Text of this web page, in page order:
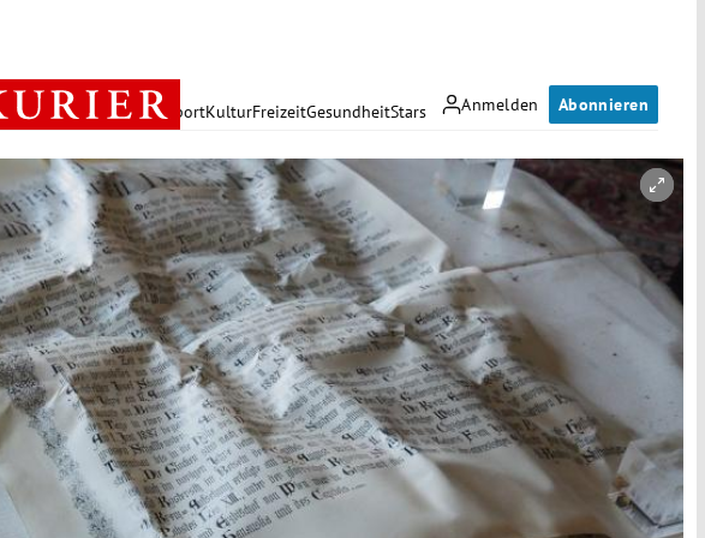
Anmelden Abonnieren
PolitikWirtschaft SportKulturFreizeitGesundheitStars